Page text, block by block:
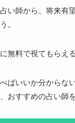
い師から、将来有
。
無料で視てもらえ
ばいいか分からな
おすすめの占い師